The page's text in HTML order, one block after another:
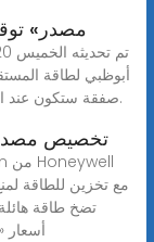
«مصدر»
أبوظبي لطاقة
صفقة ستكون عند اكتمالها الأضخم في تاريخ قطاع الطاقة ببورصة أثينا.
تخصيص مصدر
مع تخزين للطاقة
تضخ طاقة
أسعار «تونة